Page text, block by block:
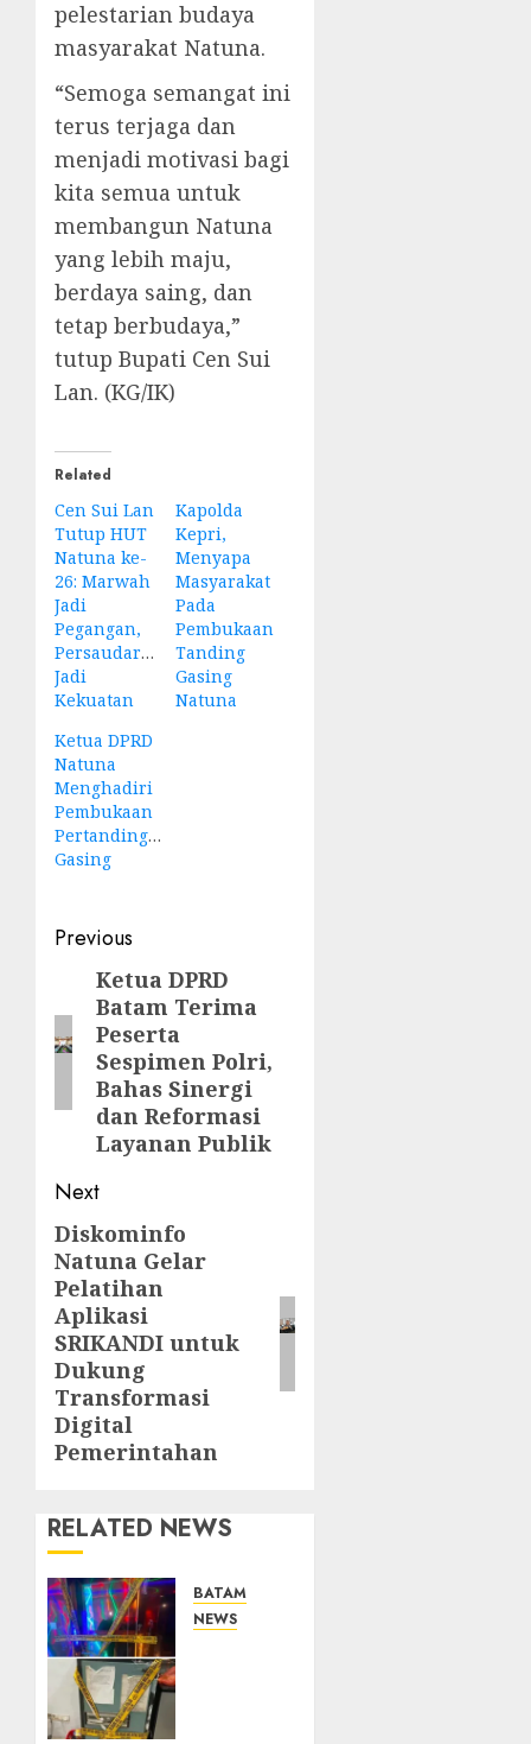
pelestarian budaya
masyarakat Natuna.
“Semoga semangat ini
terus terjaga dan
menjadi motivasi bagi
kita semua untuk
membangun Natuna
yang lebih maju,
berdaya saing, dan
tetap berbudaya,”
tutup Bupati Cen Sui
Lan. (KG/IK)
Related
Cen Sui Lan
Tutup HUT
Natuna ke-
26: Marwah
Jadi
Pegangan,
Persaudaraan
Jadi
Kekuatan
Kapolda
Kepri,
Menyapa
Masyarakat
Pada
Pembukaan
Tanding
Gasing
Natuna
Ketua DPRD
Natuna
Menghadiri
Pembukaan
Pertandingan
Gasing
Post
navigation
Previous
Previous
post:
Ketua DPRD
Batam Terima
Peserta
Sespimen Polri,
Bahas Sinergi
dan Reformasi
Layanan Publik
Next
Next
post:
Diskominfo
Natuna Gelar
Pelatihan
Aplikasi
SRIKANDI untuk
Dukung
Transformasi
Digital
Pemerintahan
RELATED NEWS
BATAM
NEWS